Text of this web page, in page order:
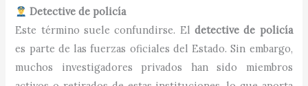
Detective de policía
Este término suele confundirse. El detective de policía
es parte de las fuerzas oficiales del Estado. Sin embargo,
muchos investigadores privados han sido miembros